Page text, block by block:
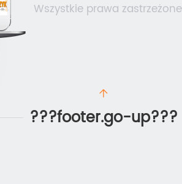
Wszystkie prawa
???footer.go-up???